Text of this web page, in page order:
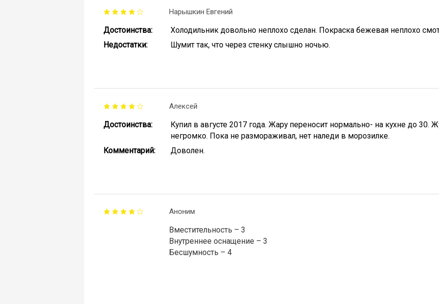
Нарышкин Евгений
Достоинства:
Холодильник довольно неплохо сделан. Покраска бежевая неплохо
Недостатки:
Шумит так, что через стенку слышно ночью.
Алексей
Достоинства:
Купил в августе 2017 года. Жару переносит нормально- на кухне до 30.
негромко. Пока не размораживал, нет наледи в морозилке.
Комментарий:
Доволен.
Аноним
Вместительность – 3
Внутреннее оснащение – 3
Бесшумность – 4